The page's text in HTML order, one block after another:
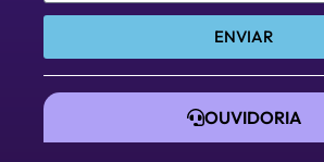
ENVIAR
OUVIDORIA